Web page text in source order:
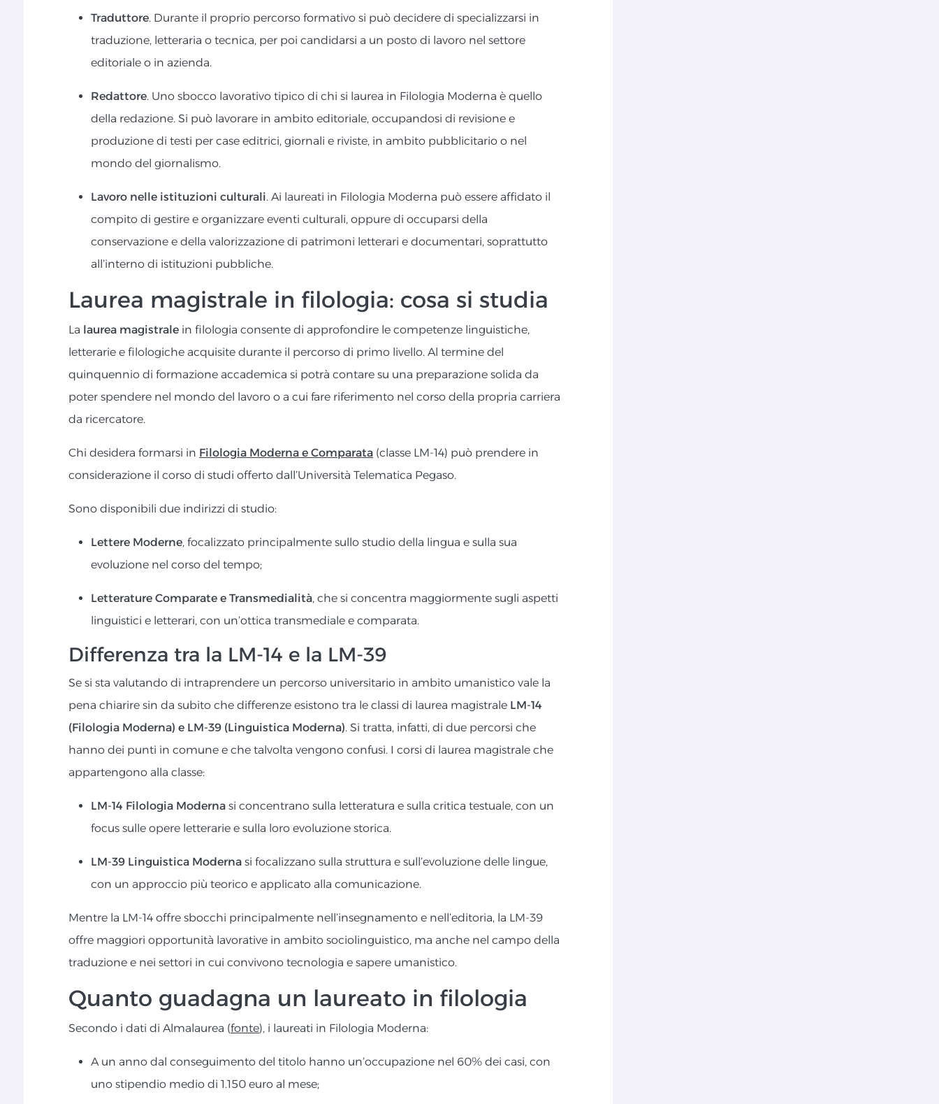
Traduttore. Durante il proprio percorso formativo si può decidere di specializzarsi in
traduzione, letteraria o tecnica, per poi candidarsi a un posto di lavoro nel settore
editoriale o in azienda.
Redattore. Uno sbocco lavorativo tipico di chi si laurea in Filologia Moderna è quello
della redazione. Si può lavorare in ambito editoriale, occupandosi di revisione e
produzione di testi per case editrici, giornali e riviste, in ambito pubblicitario o nel
mondo del giornalismo.
Lavoro nelle istituzioni culturali. Ai laureati in Filologia Moderna può essere affidato il
compito di gestire e organizzare eventi culturali, oppure di occuparsi della
conservazione e della valorizzazione di patrimoni letterari e documentari, soprattutto
all’interno di istituzioni pubbliche.
Laurea magistrale in filologia: cosa si studia
La laurea magistrale in filologia consente di approfondire le competenze linguistiche,
letterarie e filologiche acquisite durante il percorso di primo livello. Al termine del
quinquennio di formazione accademica si potrà contare su una preparazione solida da
poter spendere nel mondo del lavoro o a cui fare riferimento nel corso della propria carriera
da ricercatore.
Chi desidera formarsi in Filologia Moderna e Comparata (classe LM-14) può prendere in
considerazione il corso di studi offerto dall’Università Telematica Pegaso.
Sono disponibili due indirizzi di studio:
Lettere Moderne, focalizzato principalmente sullo studio della lingua e sulla sua
evoluzione nel corso del tempo;
Letterature Comparate e Transmedialità, che si concentra maggiormente sugli aspetti
linguistici e letterari, con un’ottica transmediale e comparata.
Differenza tra la LM-14 e la LM-39
Se si sta valutando di intraprendere un percorso universitario in ambito umanistico vale la
pena chiarire sin da subito che differenze esistono tra le classi di laurea magistrale LM-14
(Filologia Moderna) e LM-39 (Linguistica Moderna). Si tratta, infatti, di due percorsi che
hanno dei punti in comune e che talvolta vengono confusi. I corsi di laurea magistrale che
appartengono alla classe:
LM-14 Filologia Moderna si concentrano sulla letteratura e sulla critica testuale, con un
focus sulle opere letterarie e sulla loro evoluzione storica.
LM-39 Linguistica Moderna si focalizzano sulla struttura e sull’evoluzione delle lingue,
con un approccio più teorico e applicato alla comunicazione.
Mentre la LM-14 offre sbocchi principalmente nell’insegnamento e nell’editoria, la LM-39
offre maggiori opportunità lavorative in ambito sociolinguistico, ma anche nel campo della
traduzione e nei settori in cui convivono tecnologia e sapere umanistico.
Quanto guadagna un laureato in filologia
Secondo i dati di Almalaurea (fonte), i laureati in Filologia Moderna:
A un anno dal conseguimento del titolo hanno un’occupazione nel 60% dei casi, con
uno stipendio medio di 1.150 euro al mese;